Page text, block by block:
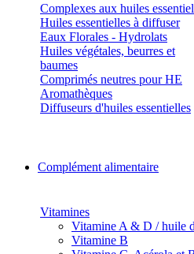
Complexes aux huiles
Huiles essentielles à diffuser
Eaux Florales - Hydrolats
Huiles végétales, beurres et
baumes
Comprimés neutres pour HE
Aromathèques
Diffuseurs d'huiles essentielles
Complément alimentaire
Vitamines
Vitamine A & D / huile
Vitamine B